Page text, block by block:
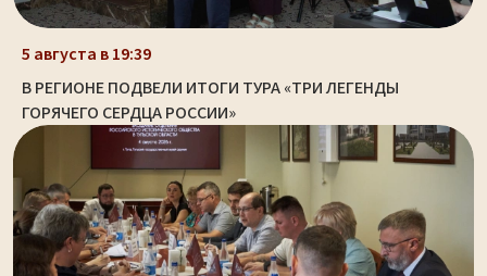
5 августа в 19:39
В РЕГИОНЕ ПОДВЕЛИ ИТОГИ ТУРА «ТРИ ЛЕГЕНДЫ
ГОРЯЧЕГО СЕРДЦА РОССИИ»